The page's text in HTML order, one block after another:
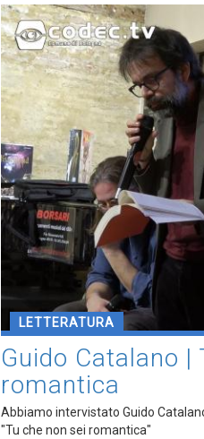
LETTERATURA
Guido Catalano |
romantica
Abbiamo intervistato Guido
"Tu che non sei romantica"